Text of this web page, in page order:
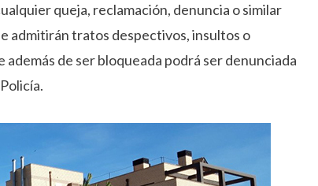
queja, reclamación, denuncia o similar
admitirán tratos despectivos, insultos o
de ser bloqueada podrá ser denunciada